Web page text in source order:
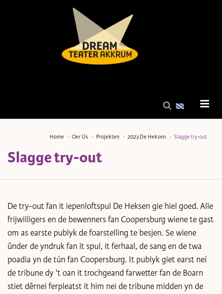
Home Oer Ús Projekten 2023 De Heksen Slagge try-out
Slagge try-out
De try-out fan it iepenloftspul De Heksen gie hiel goed. Alle
frijwilligers en de bewenners fan Coopersburg wiene te gast
om as earste publyk de foarstelling te besjen. Se wiene
ûnder de yndruk fan it spul, it ferhaal, de sang en de twa
poadia yn de tún fan Coopersburg. It publyk giet earst nei
de tribune dy 't oan it trochgeand farwetter fan de Boarn
stiet dêrnei ferpleatst it him nei de tribune midden yn de